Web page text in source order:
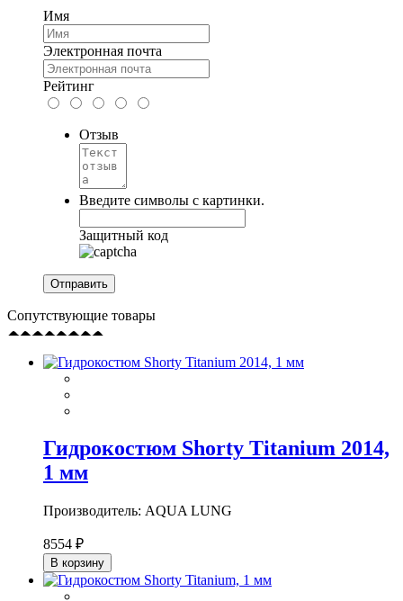
Имя
Электронная почта
Рейтинг
Отзыв
Введите символы с картинки.
Защитный код
Сопутствующие товары
Гидрокостюм Shorty Titanium 2014,
1 мм
Производитель: AQUA LUNG
8554 ₽
В корзину